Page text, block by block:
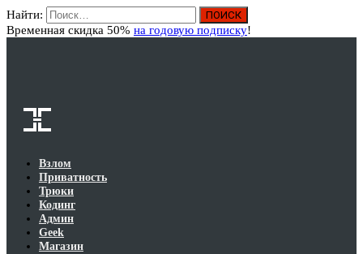
Найти:
Временная скидка 50% на годовую подписку!
Взлом
Приватность
Трюки
Кодинг
Админ
Geek
Магазин